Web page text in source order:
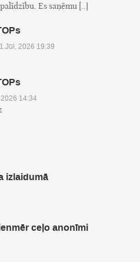
Es saņēmu [..]
2026 19:39
14:34
izlaidumā
ceļo anonīmi